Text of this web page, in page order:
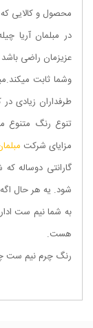
محصول و کالایی
در مبلمانآریا
عزیزمان راضی
وشما ثابت
طرفداران زیادی
تنوع رنگ متنوع
مزایای شرکت
گارانتی دوساله
شود. یه هر حال
به شما نیم ست
هست.
رنگ چرم نیم ست